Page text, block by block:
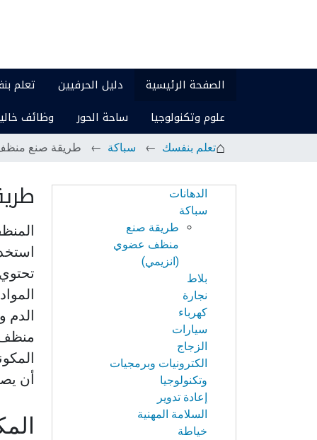
الصفحة الرئيسية دليل الحرفيين تعلم
علوم وتكنولوجيا
ساحة الحور وظائف
تعلم بنفسك سباكة طريقة صنع
الدم
أن
الابحارالدهانات
سباكة
طريقة صنع
منظف عضوي
(انزيمي)
بلاط
نجارة
كهرباء
سيارات
الزجاج
الكترونيات وبرمجيات
وتكنولوجيا
إعادة تدوير
السلامة المهنية
خياطة